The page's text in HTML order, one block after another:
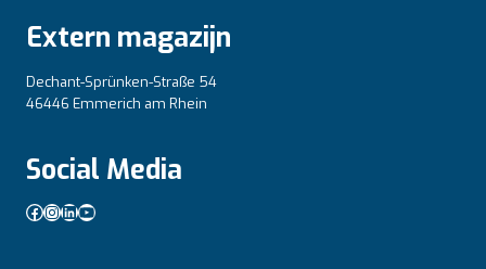
Extern magazijn
Dechant-Sprünken-Straße 54
46446 Emmerich am Rhein
Social Media
Facebook
Instagram
LinkedIn
YouTube